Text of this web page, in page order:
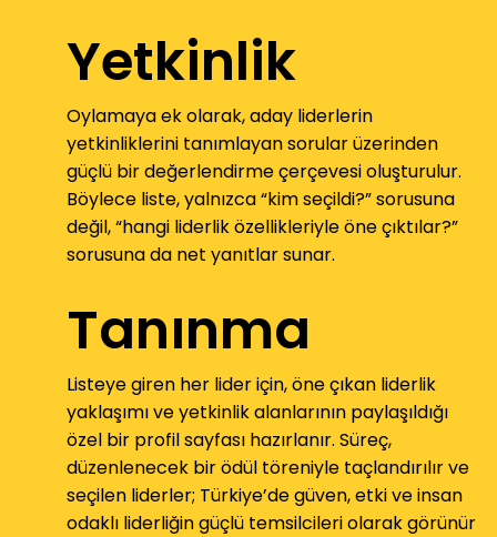
Yetkinlik
Oylamaya ek olarak, aday liderlerin
yetkinliklerini tanımlayan sorular üzerinden
güçlü bir değerlendirme çerçevesi oluşturulur.
Böylece liste, yalnızca “kim seçildi?” sorusuna
değil, “hangi liderlik özellikleriyle öne çıktılar?”
sorusuna da net yanıtlar sunar.
Tanınma
Listeye giren her lider için, öne çıkan liderlik
yaklaşımı ve yetkinlik alanlarının paylaşıldığı
özel bir profil sayfası hazırlanır. Süreç,
düzenlenecek bir ödül töreniyle taçlandırılır ve
seçilen liderler; Türkiye’de güven, etki ve insan
odaklı liderliğin güçlü temsilcileri olarak görünür